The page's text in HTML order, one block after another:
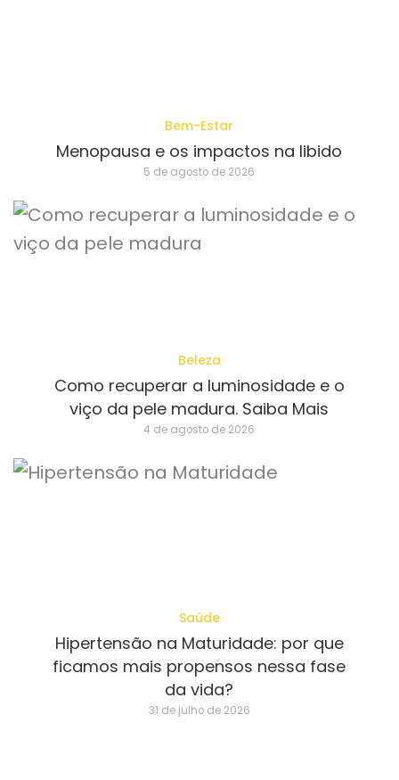
Bem-Estar
Menopausa e os impactos na libido
5 de agosto de 2026
Beleza
Como recuperar a luminosidade e o
viço da pele madura. Saiba Mais
4 de agosto de 2026
Saúde
Hipertensão na Maturidade: por que
ficamos mais propensos nessa fase
da vida?
31 de julho de 2026